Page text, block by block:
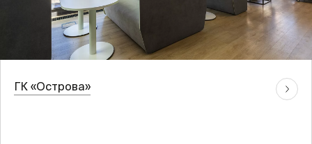
ГК «Острова»